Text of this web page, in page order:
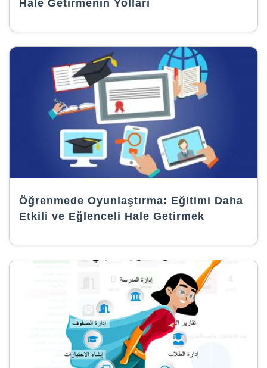
Hale Getirmenin Yolları
Öğrenmede Oyunlaştırma: Eğitimi Daha
Etkili ve Eğlenceli Hale Getirmek